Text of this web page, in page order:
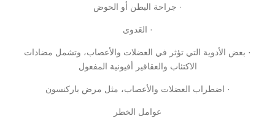
· جراحة البطن أو الحوض
· العَدوى
· بعض الأدوية التي تؤثر في العضلات والأعصاب، وتشمل مضادات
الاكتئاب والعقاقير أفيونية المفعول
· اضطراب العضلات والأعصاب، مثل مرض باركنسون
عوامل الخطر